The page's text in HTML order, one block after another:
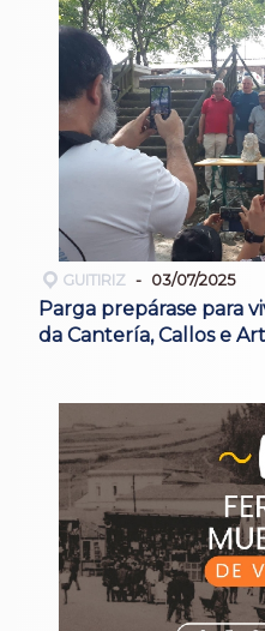
GUITIRIZ 03/07/2025
Parga prepárase para
da Cantería, Callos e